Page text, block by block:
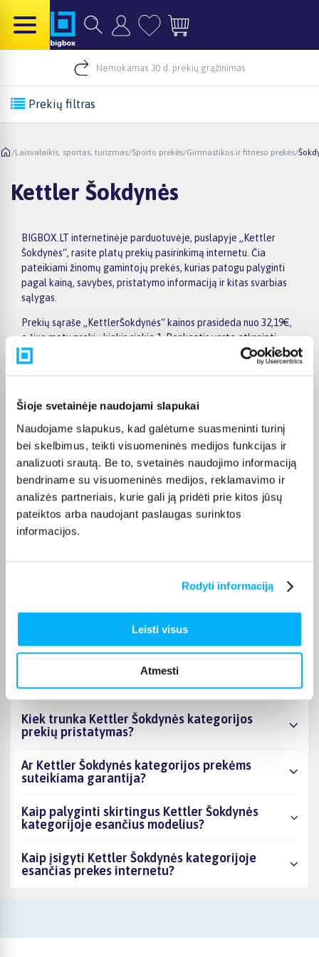
Šioje svetainėje naudojami slapukai
Naudojame slapukus, kad galėtume suasmeninti turinį
bei skelbimus, teikti visuomeninės medijos funkcijas ir
analizuoti srautą. Be to, svetainės naudojimo informaciją
bendriname su visuomeninės medijos, reklamavimo ir
analizės partneriais, kurie gali ją pridėti prie kitos jūsų
pateiktos arba naudojant paslaugas surinktos
informacijos.
Rodyti informaciją
Leisti visus
Atmesti
Nemokamas 30 d. prekių grąžinimas
Prekių filtras
/Laisvalaikis, sportas, turizmas/Sporto prekės/Gimnastikos ir fitneso prekės/
Kettler Šokdynės
BIGBOX.LT internetinėje parduotuvėje, puslapyje „Kettler
Šokdynės“, rasite platų prekių pasirinkimą internetu. Čia
pateikiami žinomų gamintojų prekės, kurias patogu palyginti
pagal kainą, savybes, pristatymo informaciją ir kitas svarbias
sąlygas.
Prekių sąraše „KettlerŠokdynės“ kainos prasideda nuo 32,19€,
o šiuo metu prekių kiekis siekia 1. Renkantis verta atkreipti
dėmesį į taikomas akcijas, specialius pasiūlymus, techninius
parametrus bei papildomas pirkimo sąlygas, kad būtų lengviau
Papildomi pasirinkimai ir prekių savybių filtrai padeda patogiai
susiaurinti asortimentą ir greičiau rasti tinkamą prekę.
Peržiūrėkite „KettlerŠokdynės“ pasiūlymus BIGBOX.LT,
palyginkite prekes ir pirkite internetu patogiai. Pasirinktą
prekę pristatysime per jos aprašyme nurodytą terminą.
Kokie Kettler Šokdynės kategorijoje esantys
produktai šiuo metu populiariausi?
Kiek prekių yra Kettler Šokdynės kategorijos
Ar BIGBOX.LT galima rasti akcijų Kettler
Šokdynės kategorijoje?
Kiek trunka Kettler Šokdynės kategorijos
prekių pristatymas?
Ar Kettler Šokdynės kategorijos prekėms
suteikiama garantija?
Kaip palyginti skirtingus Kettler Šokdynės
kategorijoje esančius modelius?
Kaip įsigyti Kettler Šokdynės kategorijoje
esančias prekes internetu?